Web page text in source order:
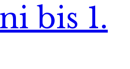
bis 1.